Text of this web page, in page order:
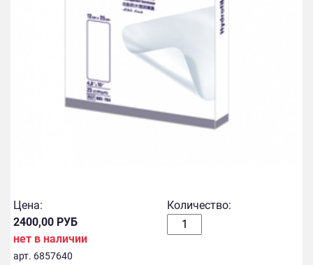
Цена:
2400,00 РУБ
нет в наличии
арт. 6857640
Количество: